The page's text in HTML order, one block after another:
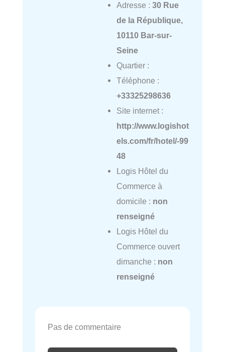
Adresse : 30 Rue
de la République,
10110 Bar-sur-
Seine
Quartier :
Téléphone :
+33325298636
Site internet :
http://www.logishot
els.com/fr/hotel/-99
48
Logis Hôtel du
Commerce à
domicile : non
renseigné
Logis Hôtel du
Commerce ouvert
dimanche : non
renseigné
Pas de commentaire